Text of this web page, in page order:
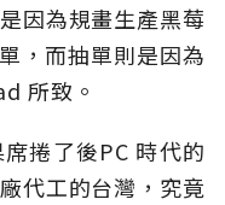
因為規畫生產黑莓
，而抽單則是因為
所致。
捲了後PC 時代的
代工的台灣，究竟